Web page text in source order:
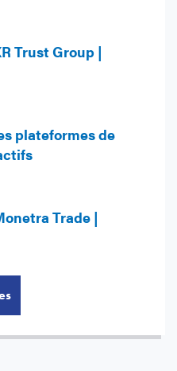
Trust Group |
plateformes de
Trade |